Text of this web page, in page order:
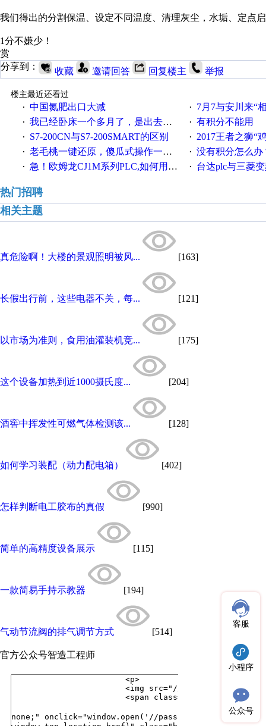
我们得出的分割保温、设定不同温度、清理灰尘，水垢、定点
1分不嫌少！
赏
分享到：
收藏 邀请回答 回复楼主 举报
楼主最近还看过
· 中国氮肥出口大减 · 7月7与安川来“
· 我已经卧床一个多月了，是出去安装机械手在高速遭遇车祸所致:大家工作都要特别注意啊 · 有积分不能用
· S7-200CN与S7-200SMART的区别 · 2017王者之狮“鸡”情签到
· 老毛桃一键还原，傻瓜式操作一键轻松备份还原；程序为向导式安装，一键即可实现自动备份或还原系统。 · 没有积分怎么办
· 急！欧姆龙CJ1M系列PLC,如何用时间控制变频器。要求时间在组态王中可以自由输入！拜托各位大神了！ · 台达plc与三菱
热门招聘
相关主题
真危险啊！大楼的景观照明被风... [163]
长假出行前，这些电器不关，每... [121]
以市场为准则，食用油灌装机竞... [175]
这个设备加热到近1000摄氏度... [204]
酒窖中挥发性可燃气体检测该... [128]
如何学习装配（动力配电箱） [402]
怎样判断电工胶布的真假 [990]
简单的高精度设备展示 [115]
一款简易手持示教器 [194]
气动节流阀的排气调节方式 [514]
官方公众号智造工程师
客服
小程序
公众号